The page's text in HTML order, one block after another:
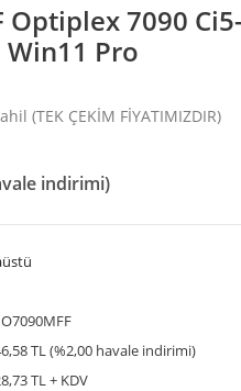
Optiplex 7090
Win11 Pro
(TEK ÇEKİM FİYATIMIZDIR)
indirimi)
TL (%2,00 havale indirimi)
TL + KDV